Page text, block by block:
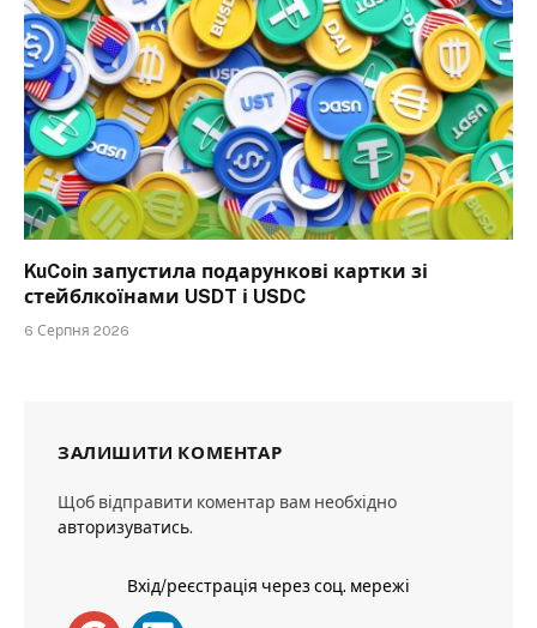
KuCoin запустила подарункові картки зі
стейблкоїнами USDT і USDC
6 Серпня 2026
ЗАЛИШИТИ КОМЕНТАР
Щоб відправити коментар вам необхідно
авторизуватись.
Вхід/реєстрація через соц. мережі